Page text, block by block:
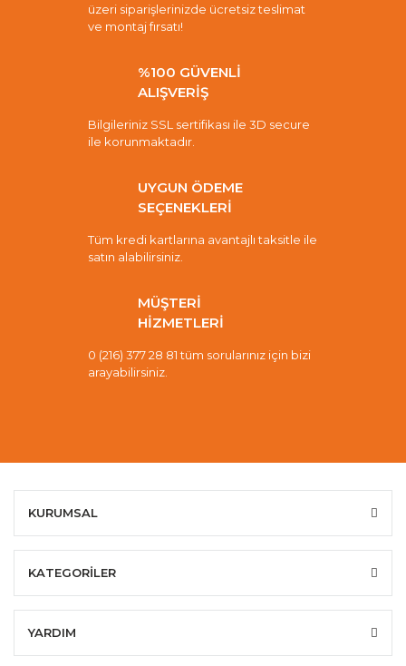
üzeri siparişlerinizde ücretsiz teslimat
ve montaj fırsatı!
%100 GÜVENLİ
ALIŞVERİŞ
Bilgileriniz SSL sertifikası ile 3D secure
ile korunmaktadır.
UYGUN ÖDEME
SEÇENEKLERİ
Tüm kredi kartlarına avantajlı taksitle ile
satın alabilirsiniz.
MÜŞTERİ
HİZMETLERİ
0 (216) 377 28 81 tüm sorularınız için bizi
arayabilirsiniz.
KURUMSAL
KATEGORİLER
YARDIM